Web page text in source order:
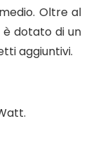
Oltre al
è dotato di un
aggiuntivi.